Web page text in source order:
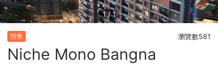
1/1
預售 瀏覽數581
Niche Mono Bangna